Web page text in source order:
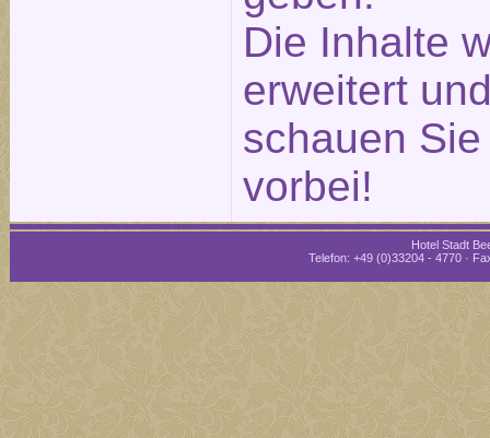
Die Inhalte
erweitert
schauen
vorbei!
Hotel Stadt
Telefon: +49 (0)33204 - 4770 ·